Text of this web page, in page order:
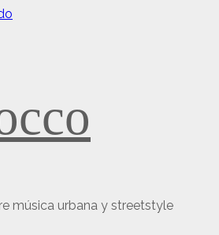
música urbana y streetstyle